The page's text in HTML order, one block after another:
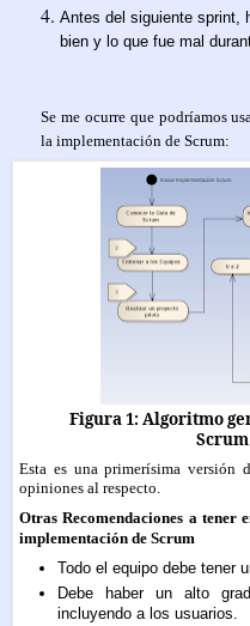
Antes del siguiente sprint,
bien y lo que fue mal
Se me ocurre que podríamos
la implementación de Scrum:
Figura 1: Algoritmo
Esta es una primerísima versión
opiniones al respecto.
Otras Recomendaciones a tener
implementación de Scrum
Todo el equipo debe tener
Debe haber un alto
incluyendo a los usuarios.